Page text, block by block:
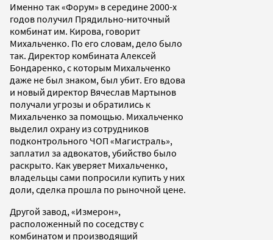
Именно так «Форум» в середине 2000-х
годов получил Прядильно-ниточный
комбинат им. Кирова, говорит
Михальченко. По его словам, дело было
так. Директор комбината Алексей
Бондаренко, с которым Михальченко
даже не был знаком, был убит. Его вдова
и новый директор Вячеслав Мартынов
получали угрозы и обратились к
Михальченко за помощью. Михальченко
выделил охрану из сотрудников
подконтрольного ЧОП «Магистраль»,
заплатил за адвокатов, убийство было
раскрыто. Как уверяет Михальченко,
владельцы сами попросили купить у них
доли, сделка прошла по рыночной цене.
Другой завод, «Измерон»,
расположенный по соседству с
комбинатом и производящий